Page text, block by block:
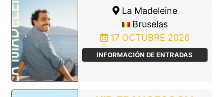
La Madeleine
Bruselas
17 OCTUBRE 2026
INFORMACIÓN DE ENTRADAS